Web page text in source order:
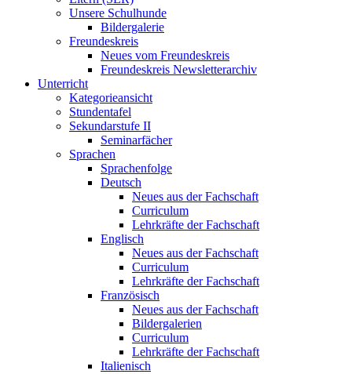
Unsere Schulhunde
Bildergalerie
Freundeskreis
Neues vom Freundeskreis
Freundeskreis Newsletterarchiv
Unterricht
Kategorieansicht
Stundentafel
Sekundarstufe II
Seminarfächer
Sprachen
Sprachenfolge
Deutsch
Neues aus der Fachschaft
Curriculum
Lehrkräfte der Fachschaft
Englisch
Neues aus der Fachschaft
Curriculum
Lehrkräfte der Fachschaft
Französisch
Neues aus der Fachschaft
Bildergalerien
Curriculum
Lehrkräfte der Fachschaft
Italienisch